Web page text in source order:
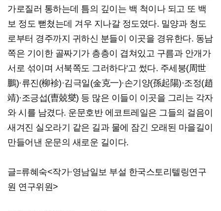
가로질러 통하는데 틈의 깊이는 백 척이나 되고 또 백
보 정도 뻗쳤는데 겨우 지나갈 정도였다. 밀양과 청도
로부터 경주까지 귀하신 분들이 이곳을 경유한다. 동남
쪽은 기이한 골짜기가 층층이 겹쳐있고 구름과 안개가
서로 섞이며 서북쪽도 그러하다'고 썼다. 주세붕(周世
鵬)·류진(柳袗)·김극일(金克一)·손기양(孫起陽)·조정(趙
靖)·조긍섭(曺兢燮) 등 많은 이들이 이곳을 그리는 각자
와 시를 남겼다. 운문호반 에코트레일은 그들의 걸음이
새겨진 실오라기 같은 길과 물에 잠긴 오래된 마을길이
만들어낸 운문의 새로운 길이다.
글=류혜숙<작가·영남일보 부설 한국스토리텔링연구
원 연구위원>